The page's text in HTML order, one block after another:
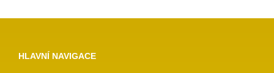
HLAVNÍ NAVIGACE